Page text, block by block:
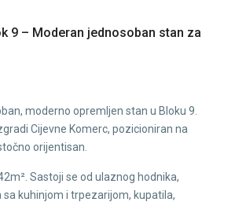
9 – Moderan jednosoban stan za
moderno opremljen stan u Bloku 9.
Cijevne Komerc, pozicioniran na
orijentisan.
Sastoji se od ulaznog hodnika,
sa kuhinjom i trpezarijom, kupatila,